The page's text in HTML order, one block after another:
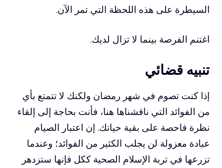
السيطرة على هذه اللحظة التي تمر الآن.
اغتنم الفرصة بينما لا تزال لديك.
تنبيه قضائي
إذا كنت تصوم في شهر رمضان ولكنك لا تتمتع بأي
من الفوائد التي ناقشناها هنا، فأنت بحاجة إلى إلقاء
نظرة فاحصة على بقية حياتك. إن اعتبار الصيام
عبادة معزولة لن يجلب الكثير من الفوائد؛ وعندما
تزرعها في تربة الإسلام الصحية ككل فإنها ستزدهر